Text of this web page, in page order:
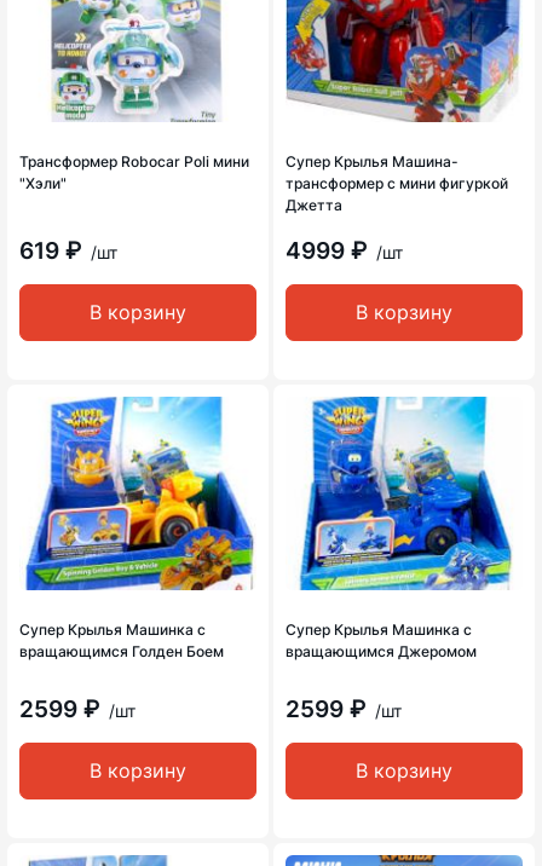
Трансформер Robocar Poli мини
"Хэли"
619 ₽ /шт
В корзину
Супер Крылья Машина-
трансформер с мини фигуркой
Джетта
4999 ₽ /шт
В корзину
Супер Крылья Машинка с
вращающимся Голден Боем
2599 ₽ /шт
В корзину
Супер Крылья Машинка с
вращающимся Джеромом
2599 ₽ /шт
В корзину